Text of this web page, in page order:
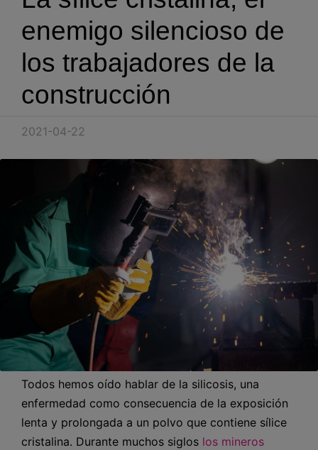
Recursos
Partners
Español
Hablemos
enemigo silencioso de
los trabajadores de la
construcción
2021-04-22
Todos hemos oído hablar de la silicosis, una
enfermedad como consecuencia de la exposición
lenta y prolongada a un polvo que contiene sílice
cristalina. Durante muchos siglos los mineros